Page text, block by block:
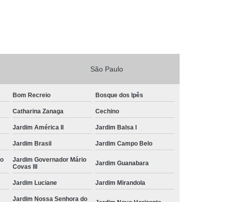
São Paulo
Bom Recreio Bosque dos Ipês
Catharina Zanaga Cechino
Jardim América II Jardim Balsa I
Jardim Brasil Jardim Campo Belo
Jardim Governador Mário
Covas III
Jardim Guanabara
Jardim Luciane Jardim Mirandola
Jardim Nossa Senhora do